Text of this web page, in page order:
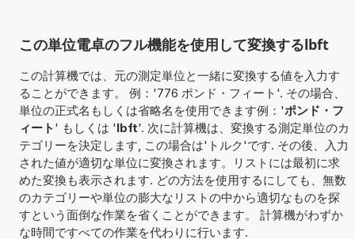
この単位電卓のフル機能を使用して変換するlbft
この計算機では、元の測定単位と一緒に変換する値を入力す
ることができます。 例：'776 ポンド・フィート'. その場合、
単位の正式名もしくは省略名を使用できます例：'ポンド・フ
ィート ' もしくは 'lbft'. 次に計算機は、変換する測定単位のカ
テゴリーを決定します, この場合は'トルク'です. その後、入力
された値が適切な単位に変換されます。リストには最初に求
めた変換も表示されます. どの方法を使用するにしても、無数
のカテゴリーや単位の膨大なリストの中から適切なものを探
すという面倒な作業を省くことができます。 計算機がわずか
な時間ですべての作業を代わりに行います.